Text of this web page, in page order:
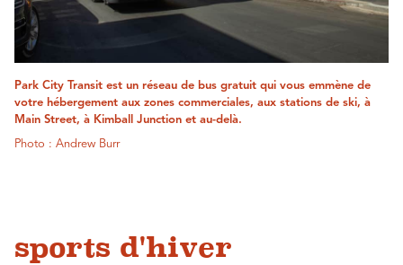
Park City Transit est un réseau de bus gratuit qui vous emmène de
votre hébergement aux zones commerciales, aux stations de ski, à
Main Street, à Kimball Junction et au-delà.
Photo : Andrew Burr
sports d'hiver